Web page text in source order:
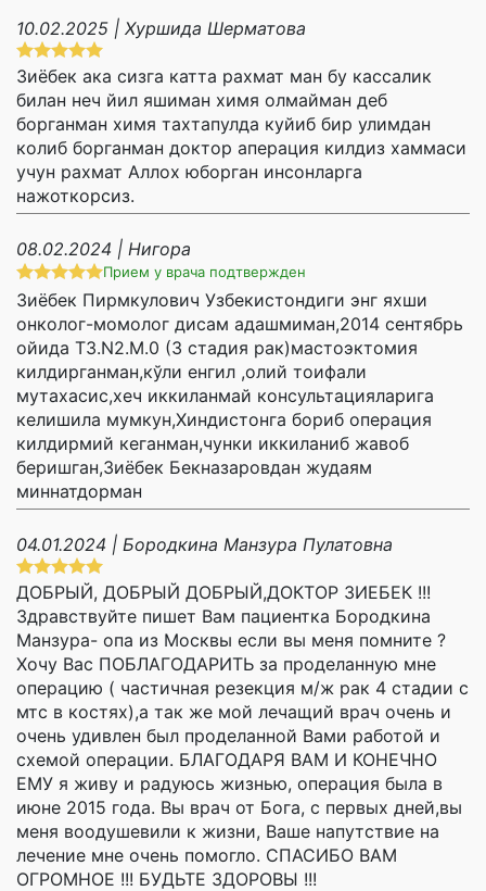
10.02.2025 | Хуршида Шерматова
Зиëбек ака сизга катта рахмат ман бу кассалик
билан неч йил яшиман химя олмайман деб
борганман химя тахтапулда куйиб бир улимдан
колиб борганман доктор аперация килдиз хаммаси
учун рахмат Аллох юборган инсонларга
нажоткорсиз.
08.02.2024 | Нигора
Прием у врача подтвержден
Зиёбек Пирмкулович Узбекистондиги энг яхши
онколог-момолог дисам адашмиман,2014 сентябрь
ойида Т3.N2.M.0 (3 стадия рак)мастоэктомия
килдирганман,кўли енгил ,олий тоифали
мутахасис,хеч иккиланмай консультацияларига
келишила мумкун,Хиндистонга бориб операция
килдирмий кеганман,чунки иккиланиб жавоб
беришган,Зиёбек Бекназаровдан жудаям
миннатдорман
04.01.2024 | Бородкина Манзура Пулатовна
ДОБРЫЙ, ДОБРЫЙ ДОБРЫЙ,ДОКТОР ЗИЕБЕК !!!
Здравствуйте пишет Вам пациентка Бородкина
Манзура- опа из Москвы если вы меня помните ?
Хочу Вас ПОБЛАГОДАРИТЬ за проделанную мне
операцию ( частичная резекция м/ж рак 4 стадии с
мтс в костях),а так же мой лечащий врач очень и
очень удивлен был проделанной Вами работой и
схемой операции. БЛАГОДАРЯ ВАМ И КОНЕЧНО
ЕМУ я живу и радуюсь жизнью, операция была в
июне 2015 года. Вы врач от Бога, с первых дней,вы
меня воодушевили к жизни, Ваше напутствие на
лечение мне очень помогло. СПАСИБО ВАМ
ОГРОМНОЕ !!! БУДЬТЕ ЗДОРОВЫ !!!